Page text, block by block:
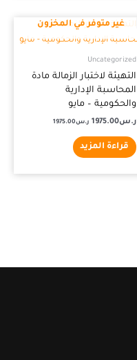
غير متوفر في المخزون
Uncategorized
التهيئة لاختبار الزمالة مادة
المحاسبة الإدارية
والحكومية – مايو
ر.س1975.00 ر.س1975.00
قراءة المزيد